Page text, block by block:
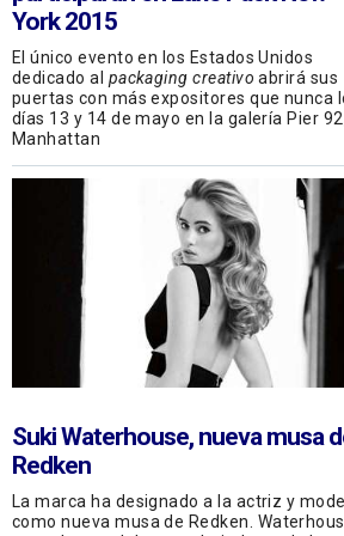
York 2015
El único evento en los Estados Unidos
dedicado al packaging creativo abrirá sus
puertas con más expositores que nunca
días 13 y 14 de mayo en la galería Pier
Manhattan
Suki Waterhouse, nueva musa
Redken
La marca ha designado a la actriz y
como nueva musa de Redken.